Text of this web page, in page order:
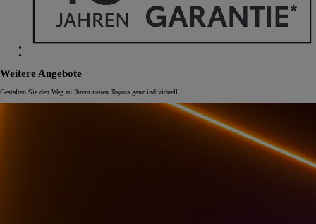
Weitere Angebote
Gestalten Sie den Weg zu Ihrem neuen Toyota ganz individuell.